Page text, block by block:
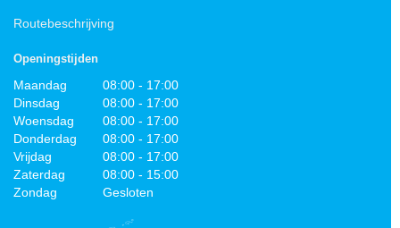
Routebeschrijving
Openingstijden
Maandag
08:00 - 17:00
Dinsdag
08:00 - 17:00
Woensdag
08:00 - 17:00
Donderdag
08:00 - 17:00
Vrijdag
08:00 - 17:00
Zaterdag
08:00 - 15:00
Zondag
Gesloten